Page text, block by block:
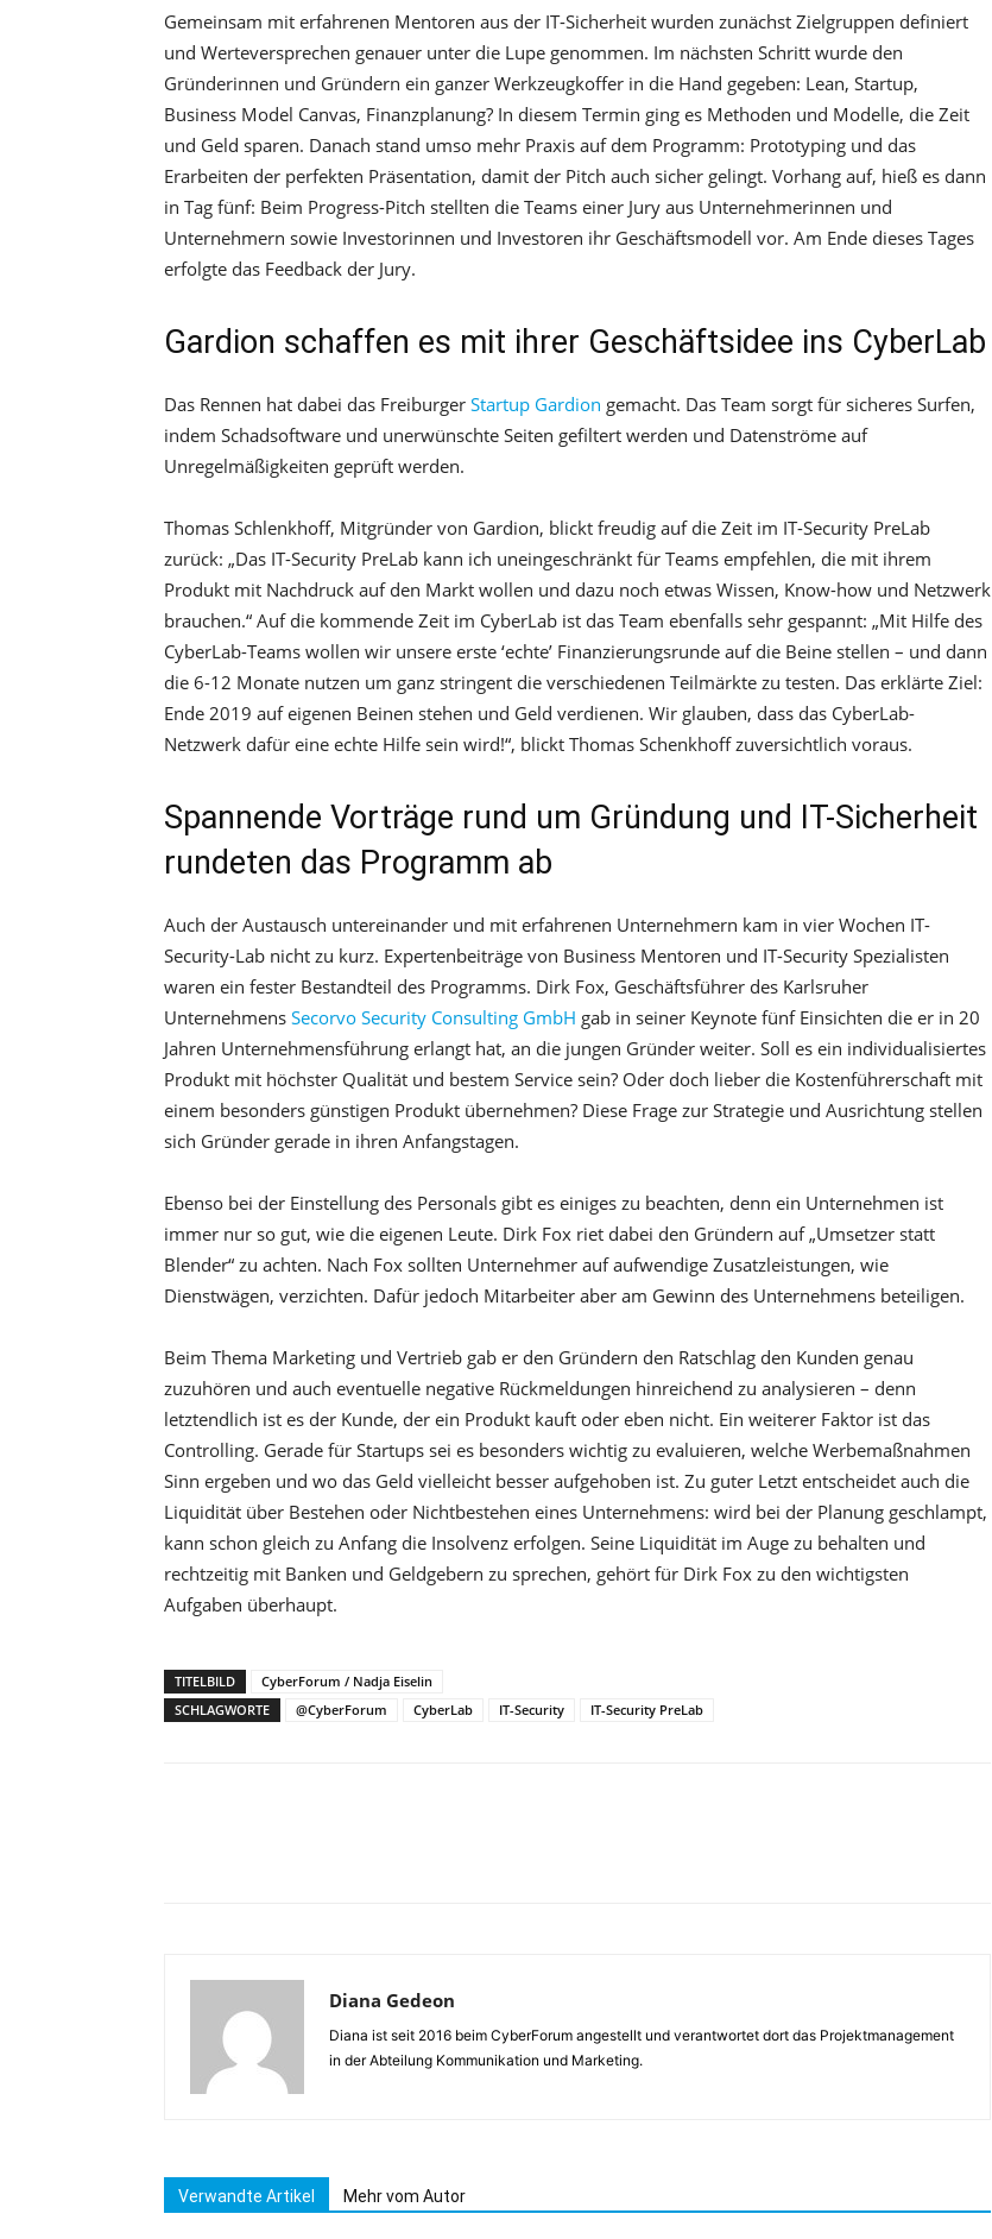
Gemeinsam mit erfahrenen Mentoren aus der IT-Sicherheit wurden zunächst Zielgruppen definiert
und Werteversprechen genauer unter die Lupe genommen. Im nächsten Schritt wurde den
Gründerinnen und Gründern ein ganzer Werkzeugkoffer in die Hand gegeben: Lean, Startup,
Business Model Canvas, Finanzplanung? In diesem Termin ging es Methoden und Modelle, die Zeit
und Geld sparen. Danach stand umso mehr Praxis auf dem Programm: Prototyping und das
Erarbeiten der perfekten Präsentation, damit der Pitch auch sicher gelingt. Vorhang auf, hieß es dann
in Tag fünf: Beim Progress-Pitch stellten die Teams einer Jury aus Unternehmerinnen und
Unternehmern sowie Investorinnen und Investoren ihr Geschäftsmodell vor. Am Ende dieses Tages
erfolgte das Feedback der Jury.
Gardion schaffen es mit ihrer Geschäftsidee ins CyberLab
Das Rennen hat dabei das Freiburger Startup Gardion gemacht. Das Team sorgt für sicheres Surfen,
indem Schadsoftware und unerwünschte Seiten gefiltert werden und Datenströme auf
Unregelmäßigkeiten geprüft werden.
Thomas Schlenkhoff, Mitgründer von Gardion, blickt freudig auf die Zeit im IT-Security PreLab
zurück: „Das IT-Security PreLab kann ich uneingeschränkt für Teams empfehlen, die mit ihrem
Produkt mit Nachdruck auf den Markt wollen und dazu noch etwas Wissen, Know-how und Netzwerk
brauchen.“ Auf die kommende Zeit im CyberLab ist das Team ebenfalls sehr gespannt: „Mit Hilfe des
CyberLab-Teams wollen wir unsere erste ‘echte’ Finanzierungsrunde auf die Beine stellen – und dann
die 6-12 Monate nutzen um ganz stringent die verschiedenen Teilmärkte zu testen. Das erklärte Ziel:
Ende 2019 auf eigenen Beinen stehen und Geld verdienen. Wir glauben, dass das CyberLab-
Netzwerk dafür eine echte Hilfe sein wird!“, blickt Thomas Schenkhoff zuversichtlich voraus.
Spannende Vorträge rund um Gründung und IT-Sicherheit
rundeten das Programm ab
Auch der Austausch untereinander und mit erfahrenen Unternehmern kam in vier Wochen IT-
Security-Lab nicht zu kurz. Expertenbeiträge von Business Mentoren und IT-Security Spezialisten
waren ein fester Bestandteil des Programms. Dirk Fox, Geschäftsführer des Karlsruher
Unternehmens Secorvo Security Consulting GmbH gab in seiner Keynote fünf Einsichten die er in 20
Jahren Unternehmensführung erlangt hat, an die jungen Gründer weiter. Soll es ein individualisiertes
Produkt mit höchster Qualität und bestem Service sein? Oder doch lieber die Kostenführerschaft mit
einem besonders günstigen Produkt übernehmen? Diese Frage zur Strategie und Ausrichtung stellen
sich Gründer gerade in ihren Anfangstagen.
Ebenso bei der Einstellung des Personals gibt es einiges zu beachten, denn ein Unternehmen ist
immer nur so gut, wie die eigenen Leute. Dirk Fox riet dabei den Gründern auf „Umsetzer statt
Blender“ zu achten. Nach Fox sollten Unternehmer auf aufwendige Zusatzleistungen, wie
Dienstwägen, verzichten. Dafür jedoch Mitarbeiter aber am Gewinn des Unternehmens beteiligen.
Beim Thema Marketing und Vertrieb gab er den Gründern den Ratschlag den Kunden genau
zuzuhören und auch eventuelle negative Rückmeldungen hinreichend zu analysieren – denn
letztendlich ist es der Kunde, der ein Produkt kauft oder eben nicht. Ein weiterer Faktor ist das
Controlling. Gerade für Startups sei es besonders wichtig zu evaluieren, welche Werbemaßnahmen
Sinn ergeben und wo das Geld vielleicht besser aufgehoben ist. Zu guter Letzt entscheidet auch die
Liquidität über Bestehen oder Nichtbestehen eines Unternehmens: wird bei der Planung geschlampt,
kann schon gleich zu Anfang die Insolvenz erfolgen. Seine Liquidität im Auge zu behalten und
rechtzeitig mit Banken und Geldgebern zu sprechen, gehört für Dirk Fox zu den wichtigsten
Aufgaben überhaupt.
TITELBILD
CyberForum / Nadja Eiselin
SCHLAGWORTE
@CyberForum CyberLab IT-Security IT-Security PreLab
Diana Gedeon
Diana ist seit 2016 beim CyberForum angestellt und verantwortet dort das Projektmanagement
in der Abteilung Kommunikation und Marketing.
Verwandte Artikel Mehr vom Autor